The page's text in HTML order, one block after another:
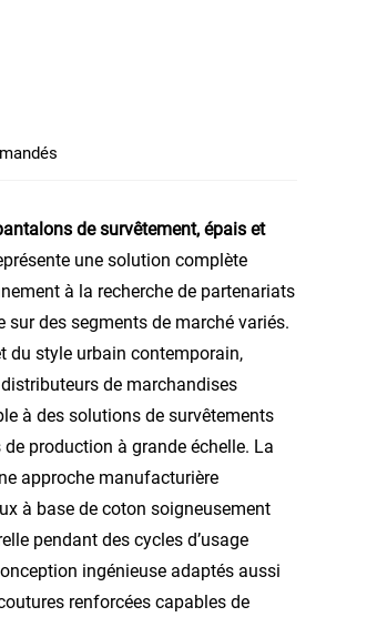
de survêtement, épais et
une solution complète
à la recherche de partenariats
des segments de marché variés.
du style urbain contemporain,
de marchandises
à des solutions de survêtements
production à grande échelle. La
approche manufacturière
à base de coton soigneusement
pendant des cycles d’usage
ingénieuse adaptés aussi
renforcées capables de